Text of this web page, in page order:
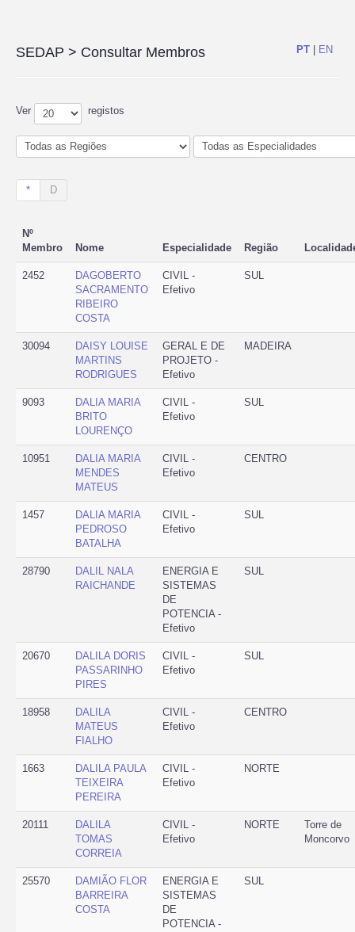
PT EN
SEDAP > Consultar Membros
Ver registos
* D
Nº
Membro
Nome Especialidade Região
2452
DAGOBERTO
SACRAMENTO
RIBEIRO
COSTA
CIVIL -
Efetivo
SUL
30094
DAISY LOUISE
MARTINS
RODRIGUES
GERAL E DE
PROJETO -
Efetivo
MADEIRA
9093
DALIA MARIA
BRITO
LOURENÇO
CIVIL -
Efetivo
SUL
10951
DALIA MARIA
MENDES
MATEUS
CIVIL -
Efetivo
CENTRO
1457
DALIA MARIA
PEDROSO
BATALHA
CIVIL -
Efetivo
SUL
28790
DALIL NALA
RAICHANDE
ENERGIA E
SISTEMAS
DE
POTENCIA -
Efetivo
SUL
20670
DALILA DORIS
PASSARINHO
PIRES
CIVIL -
Efetivo
SUL
18958
DALILA
MATEUS
FIALHO
CIVIL -
Efetivo
CENTRO
1663
DALILA PAULA
TEIXEIRA
PEREIRA
CIVIL -
Efetivo
NORTE
20111
DALILA
TOMAS
CORREIA
CIVIL -
Efetivo
NORTE
Torre de
Moncorvo
25570
DAMIÃO FLOR
BARREIRA
COSTA
ENERGIA E
SISTEMAS
DE
POTENCIA -
SUL